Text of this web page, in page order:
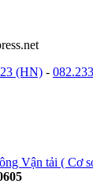
(HN) -
Vận tải ( Cơ